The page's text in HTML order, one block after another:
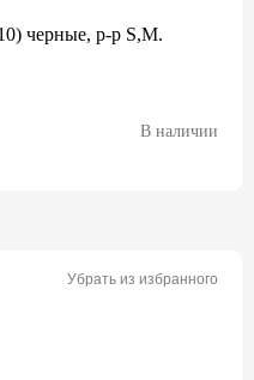
черные, р-р S,M.
В наличии
Убрать из избранного